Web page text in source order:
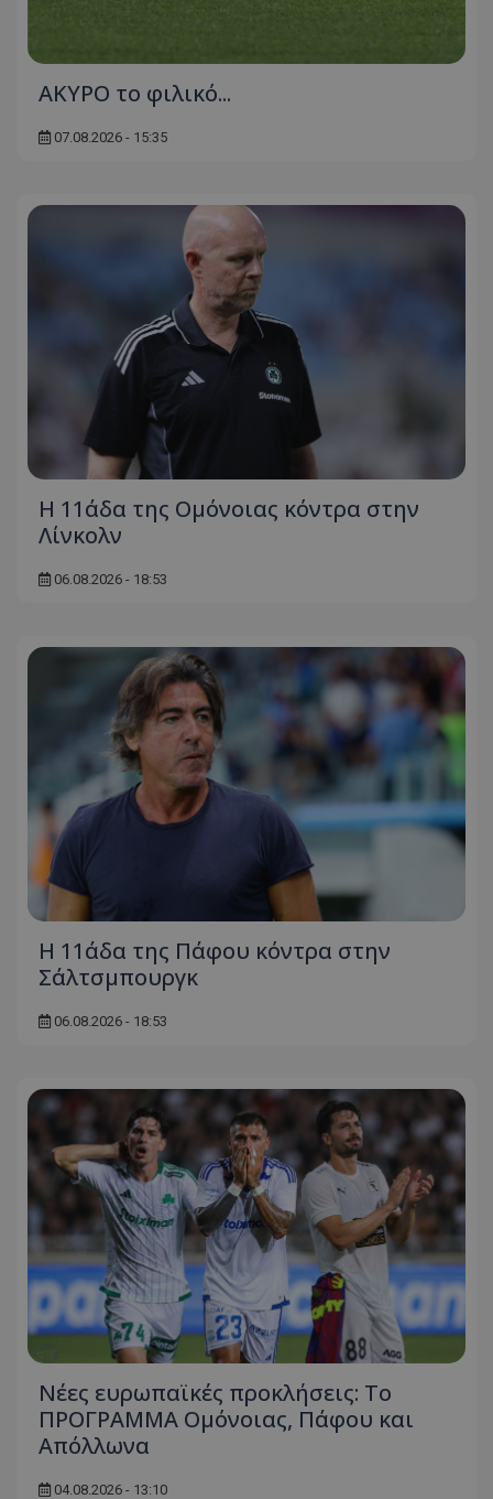
AKYΡΟ το φιλικό...
07.08.2026 - 15:35
Η 11άδα της Ομόνοιας κόντρα στην
Λίνκολν
06.08.2026 - 18:53
Η 11άδα της Πάφου κόντρα στην
Σάλτσμπουργκ
06.08.2026 - 18:53
Νέες ευρωπαϊκές προκλήσεις: Το
ΠΡΟΓΡΑΜΜΑ Ομόνοιας, Πάφου και
Απόλλωνα
04.08.2026 - 13:10